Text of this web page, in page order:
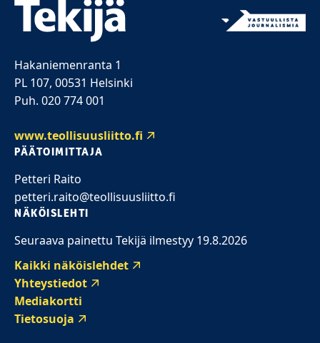
Hakaniemenranta 1
PL 107, 00531 Helsinki
Puh. 020 774 001
www.teollisuusliitto.fi
PÄÄTOIMITTAJA
Petteri Raito
petteri.raito@teollisuusliitto.fi
NÄKÖISLEHTI
Seuraava painettu Tekijä ilmestyy 19.8.2026
Kaikki näköislehdet
Yhteystiedot
Mediakortti
Tietosuoja